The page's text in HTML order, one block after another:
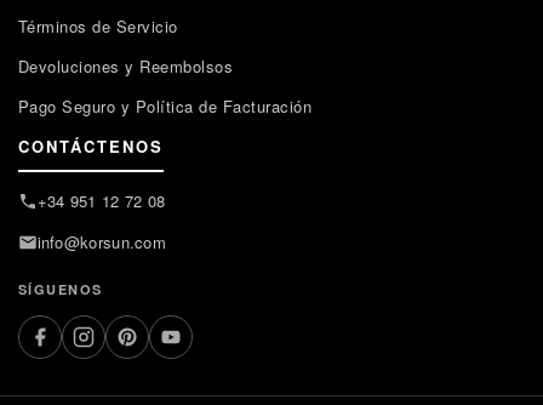
Términos de Servicio
Devoluciones y Reembolsos
Pago Seguro y Política de Facturación
CONTÁCTENOS
+34 951 12 72 08
info@korsun.com
SÍGUENOS